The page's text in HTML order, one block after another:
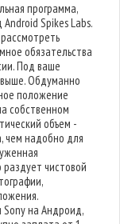
программа,
Spikes Labs.
обязательства
Под ваше
выше. Обдуманно
положение
собственном
объем -
чем надобно для
чистовой
Sony на Андроид,